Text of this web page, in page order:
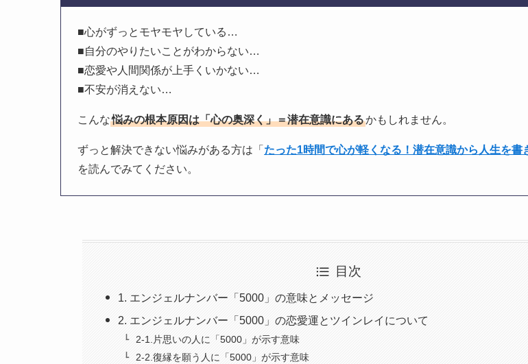
■心がずっとモヤモヤしている…
■自分のやりたいことがわからない…
■恋愛や人間関係が上手くいかない…
■不安が消えない…
こんな悩みの根本原因は「心の奥深く」＝潜在意識にあるかもしれません。
ずっと解決できない悩みがある方は「 たった1時間で心が軽くなる！潜在意識から人生を書
を読んでみてください。
目次
1. エンジェルナンバー「5000」の意味とメッセージ
2. エンジェルナンバー「5000」の恋愛運とツインレイについて
2-1.片思いの人に「5000」が示す意味
2-2.復縁を願う人に「5000」が示す意味